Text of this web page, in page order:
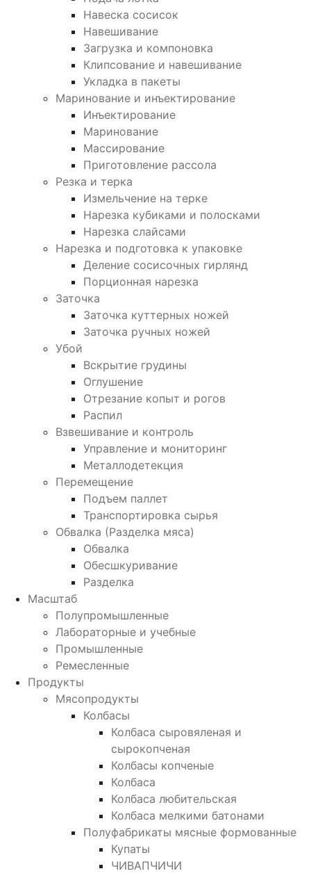
Навеска сосисок
Навешивание
Загрузка и компоновка
Клипсование и навешивание
Укладка в пакеты
Маринование и инъектирование
Инъектирование
Маринование
Массирование
Приготовление рассола
Резка и терка
Измельчение на терке
Нарезка кубиками и полосками
Нарезка слайсами
Нарезка и подготовка к упаковке
Деление сосисочных гирлянд
Порционная нарезка
Заточка
Заточка куттерных ножей
Заточка ручных ножей
Убой
Вскрытие грудины
Оглушение
Отрезание копыт и рогов
Распил
Взвешивание и контроль
Управление и мониторинг
Металлодетекция
Перемещение
Подъем паллет
Транспортировка сырья
Обвалка (Разделка мяса)
Обвалка
Обесшкуривание
Разделка
Масштаб
Полупромышленные
Лабораторные и учебные
Промышленные
Ремесленные
Продукты
Мясопродукты
Колбасы
Колбаса сыровяленая и
сырокопченая
Колбасы копченые
Колбаса
Колбаса любительская
Колбаса мелкими батонами
Полуфабрикаты мясные формованные
Купаты
ЧИВАПЧИЧИ